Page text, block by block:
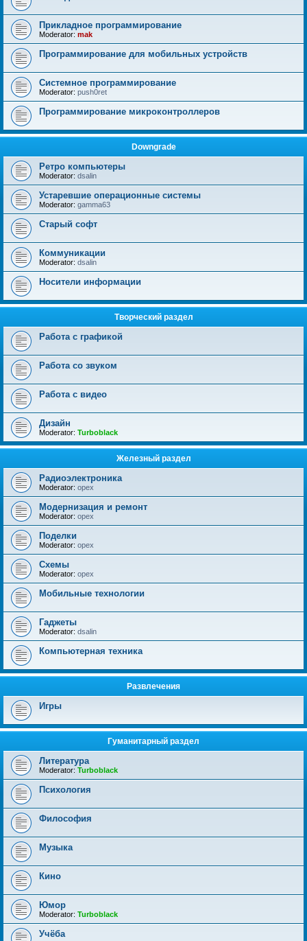
Прикладное программирование
Moderator: mak
Программирование для мобильных устройств
Системное программирование
Moderator: push0ret
Программирование микроконтроллеров
Downgrade
Ретро компьютеры
Moderator: dsalin
Устаревшие операционные системы
Moderator: gamma63
Старый софт
Коммуникации
Moderator: dsalin
Носители информации
Творческий раздел
Работа с графикой
Работа со звуком
Работа с видео
Дизайн
Moderator: Turboblack
Железный раздел
Радиоэлектроника
Moderator: opex
Модернизация и ремонт
Moderator: opex
Поделки
Moderator: opex
Схемы
Moderator: opex
Мобильные технологии
Гаджеты
Moderator: dsalin
Компьютерная техника
Развлечения
Игры
Гуманитарный раздел
Литература
Moderator: Turboblack
Психология
Философия
Музыка
Кино
Юмор
Moderator: Turboblack
Учёба